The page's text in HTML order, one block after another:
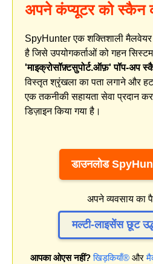
अपने कंप्यूटर को स्कैन
SpyHunter एक शक्तिशाली
है जिसे उपयोगकर्ताओं को गहन सिस्टम
'माइक्रोसॉफ़्टसुपोर्ट.ऑफ़' पॉप-अप
विस्तृत श्रृंखला का पता लगाने और
एक तकनीकी सहायता सेवा प्रदान
डिज़ाइन किया गया है।
डाउनलोड
अपने व्यवसाय का
मल्टी-लाइसेंस छूट
आपका ओएस नहीं? खिड़कियाँ®और